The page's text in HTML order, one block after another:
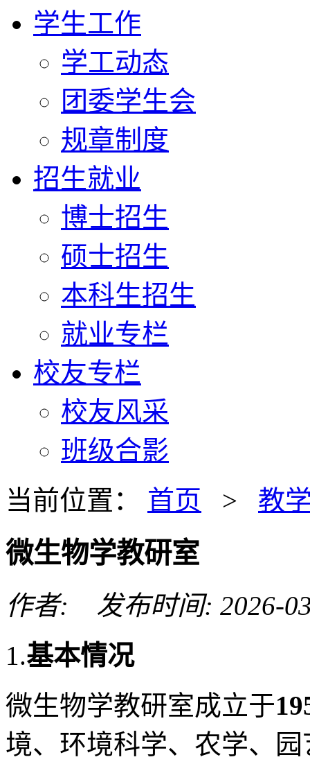
学生工作
学工动态
团委学生会
规章制度
招生就业
博士招生
硕士招生
本科生招生
就业专栏
校友专栏
校友风采
班级合影
当前位置： 首页 > 教
微生物学教研室
作者: 发布时间: 2026-
1.基本情况
微生物学教研室成立于
境、环境科学、农学、